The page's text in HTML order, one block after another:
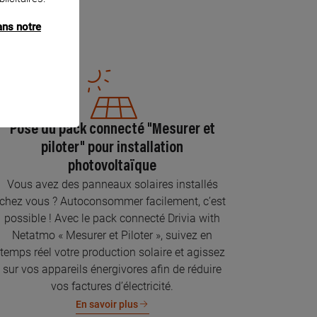
Pose du pack connecté "Mesurer et
piloter" pour installation
photovoltaïque
Vous avez des panneaux solaires installés
chez vous ? Autoconsommer facilement, c’est
possible ! Avec le pack connecté Drivia with
Netatmo « Mesurer et Piloter », suivez en
temps réel votre production solaire et agissez
sur vos appareils énergivores afin de réduire
vos factures d’électricité.
En savoir plus
notre